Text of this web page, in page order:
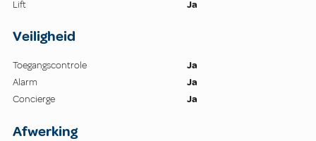
Lift
Ja
Veiligheid
Toegangscontrole
Ja
Alarm
Ja
Concierge
Ja
Afwerking